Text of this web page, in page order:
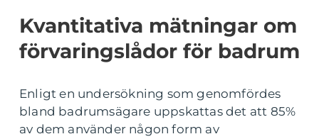
Kvantitativa mätningar om
förvaringslådor för badrum
Enligt en undersökning som genomfördes
bland badrumsägare uppskattas det att 85%
av dem använder någon form av